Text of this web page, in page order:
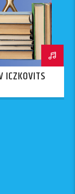
ICZKOVITS